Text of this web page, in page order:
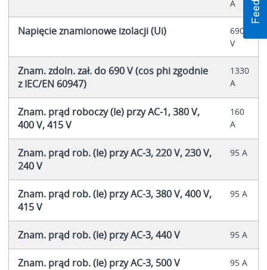
A
Napięcie znamionowe izolacji (Ui)
690
V
Znam. zdoln. zał. do 690 V (cos phi zgodnie
z IEC/EN 60947)
1330
A
Znam. prąd roboczy (Ie) przy AC-1, 380 V,
400 V, 415 V
160
A
Znam. prąd rob. (Ie) przy AC-3, 220 V, 230 V,
240 V
95 A
Znam. prąd rob. (Ie) przy AC-3, 380 V, 400 V,
415 V
95 A
Znam. prąd rob. (Ie) przy AC-3, 440 V 95 A
Znam. prąd rob. (Ie) przy AC-3, 500 V 95 A